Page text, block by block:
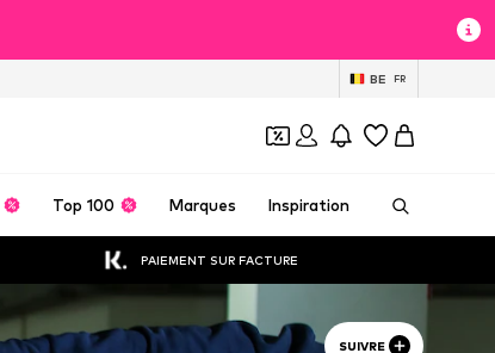
BE FR
Top 100 Marques Inspiration
PAIEMENT SUR FACTURE
SUIVRE